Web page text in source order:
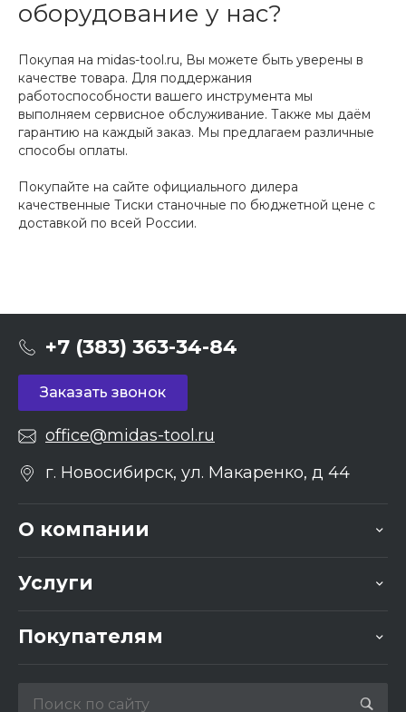
оборудование у нас?
Покупая на midas-tool.ru, Вы можете быть уверены в
качестве товара. Для поддержания
работоспособности вашего инструмента мы
выполняем сервисное обслуживание. Также мы даём
гарантию на каждый заказ. Мы предлагаем различные
способы оплаты.
Покупайте на сайте официального дилера
качественные Тиски станочные по бюджетной цене с
доставкой по всей России.
+7 (383) 363-34-84
Заказать звонок
office@midas-tool.ru
г. Новосибирск, ул. Макаренко, д 44
О компании
Услуги
Покупателям